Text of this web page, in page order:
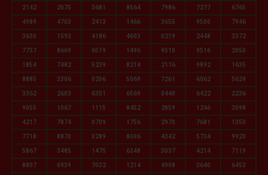
2142 2075 3681 8564 7986 7277 6765
4989 4703 2413 1466 3655 9500 7946
3630 1593 4186 4603 0219 2448 3372
7737 8669 6519 1496 9510 9516 2050
1854 7482 5239 8214 2116 9892 1635
8885 3306 0206 5069 7261 6062 5629
3362 2603 6351 6569 0440 6422 2236
9055 1067 1115 8452 2859 1246 3098
4217 7874 0709 1756 2970 7681 1350
7718 8870 0289 8696 4342 5734 9920
5867 3485 1475 6348 3037 4214 7119
8807 0939 7032 1214 4908 3640 6453